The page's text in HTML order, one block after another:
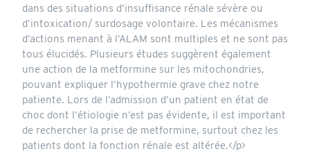
dans des situations d’insuffisance rénale sévère ou
d’intoxication/ surdosage volontaire. Les mécanismes
d’actions menant à l’ALAM sont multiples et ne sont pas
tous élucidés. Plusieurs études suggèrent également
une action de la metformine sur les mitochondries,
pouvant expliquer l’hypothermie grave chez notre
patiente. Lors de l’admission d’un patient en état de
choc dont l’étiologie n’est pas évidente, il est important
de rechercher la prise de metformine, surtout chez les
patients dont la fonction rénale est altérée.</p>